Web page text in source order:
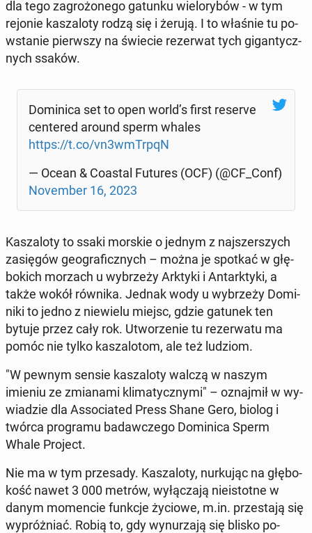
dla tego za­gro­żo­ne­go gatunku wie­lo­ry­bów - w tym
rejonie ka­sza­lo­ty rodzą się i żerują. I to właśnie tu po­
wsta­nie pierw­szy na świecie re­zer­wat tych gi­gan­tycz­
nych ssaków.
Do­mi­ni­ca set to open world’s first reserve
cen­te­red around sperm whales
https://t.co/vn3wmTrpqN
— Ocean & Coastal Futures (OCF) (@CF_Conf)
No­vem­ber 16, 2023
Ka­sza­lo­ty to ssaki morskie o jednym z naj­szer­szych
za­się­gów geo­gra­ficz­nych – można je spotkać w głę­
bo­kich morzach u wy­brze­ży Arktyki i An­tark­ty­ki, a
także wokół równika. Jednak wody u wy­brze­ży Do­mi­
ni­ki to jedno z nie­wie­lu miejsc, gdzie gatunek ten
bytuje przez cały rok. Utwo­rze­nie tu re­zer­wa­tu ma
pomóc nie tylko ka­sza­lo­tom, ale też ludziom.
"W pewnym sensie ka­sza­lo­ty walczą w naszym
imieniu ze zmia­na­mi kli­ma­tycz­ny­mi" – oznaj­mił w wy­
wia­dzie dla As­so­cia­ted Press Shane Gero, biolog i
twórca pro­gra­mu ba­daw­cze­go Do­mi­ni­ca Sperm
Whale Project.
Nie ma w tym prze­sa­dy. Ka­sza­lo­ty, nur­ku­jąc na głę­bo­
kość nawet 3 000 metrów, wy­łą­cza­ją nie­istot­ne w
danym mo­men­cie funkcje życiowe, m.in. prze­sta­ją się
wy­próż­niać. Robią to, gdy wy­nu­rza­ją się blisko po­